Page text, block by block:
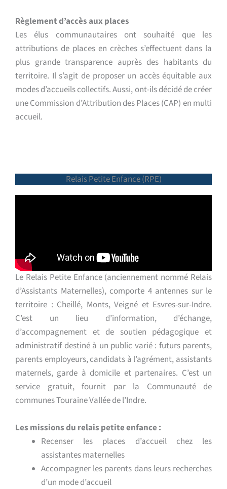
Règlement d’accès aux places
Les élus communautaires ont souhaité que les
attributions de places en crèches s’effectuent dans la
plus grande transparence auprès des habitants du
territoire. Il s’agit de proposer un accès équitable aux
modes d’accueils collectifs. Aussi, ont-ils décidé de créer
une Commission d’Attribution des Places (CAP) en multi
accueil.
Relais Petite Enfance (RPE)
Le Relais Petite Enfance (anciennement nommé Relais
d’Assistants Maternelles), comporte 4 antennes sur le
territoire : Cheillé, Monts, Veigné et Esvres-sur-Indre.
C’est un lieu d’information, d’échange,
d’accompagnement et de soutien pédagogique et
administratif destiné à un public varié : futurs parents,
parents employeurs, candidats à l’agrément, assistants
maternels, garde à domicile et partenaires. C’est un
service gratuit, fournit par la Communauté de
communes Touraine Vallée de l’Indre.
Les missions du relais petite enfance :
Recenser les places d’accueil chez les
assistantes maternelles
Accompagner les parents dans leurs recherches
d’un mode d’accueil